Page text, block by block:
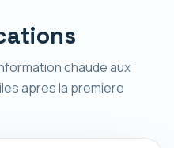
chaude aux
apres la premiere